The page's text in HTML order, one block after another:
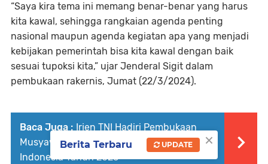
“Saya kira tema ini memang benar-benar yang harus
kita kawal, sehingga rangkaian agenda penting
nasional maupun agenda kegiatan apa yang menjadi
kebijakan pemerintah bisa kita kawal dengan baik
sesuai tupoksi kita,” ujar Jenderal Sigit dalam
pembukaan rakernis, Jumat (22/3/2024).
Baca Juga : Irjen TNI Hadiri Pembukaan
Musyawarah Nasional XI Majelis Ulama
Indonesia Tahun 2025
×
Berita Terbaru UPDATE